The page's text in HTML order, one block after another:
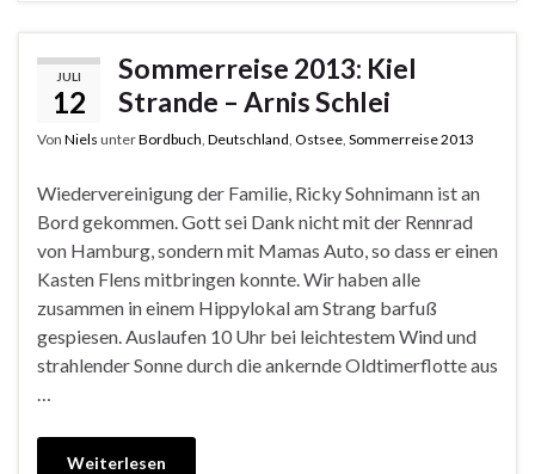
JULI
12
Sommerreise 2013: Kiel
Strande – Arnis Schlei
Von Niels unterBordbuch Deutschland Ostsee Sommerreise 2013
Wiedervereinigung der Familie, Ricky Sohnimann ist an
Bord gekommen. Gott sei Dank nicht mit der Rennrad
von Hamburg, sondern mit Mamas Auto, so dass er einen
Kasten Flens mitbringen konnte. Wir haben alle
zusammen in einem Hippylokal am Strang barfuß
gespiesen. Auslaufen 10 Uhr bei leichtestem Wind und
strahlender Sonne durch die ankernde Oldtimerflotte aus
Weiterlesen